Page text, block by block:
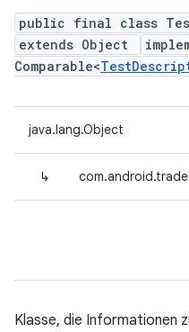
public final class
extends Object
Comparable<
java.lang.Object
↳
Klasse, die Informationen